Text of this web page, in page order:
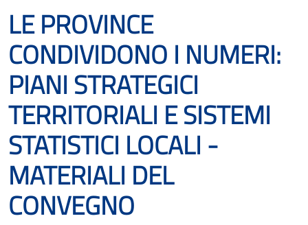
LE PROVINCE
CONDIVIDONO I NUMERI:
PIANI STRATEGICI
TERRITORIALI E SISTEMI
STATISTICI LOCALI -
MATERIALI DEL
CONVEGNO